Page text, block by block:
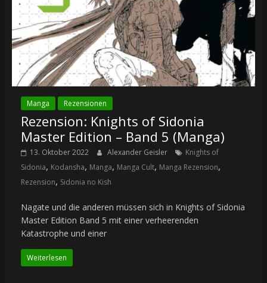
Manga Rezensionen
Rezension: Knights of Sidonia
Master Edition – Band 5 (Manga)
13. Oktober 2022 Alexander Geisler
Knights of
Sidonia, Kodansha, Manga, Manga Cult, Manga Rezension,
Rezension, Sidonia no Kish
Nagate und die anderen müssen sich in Knights of Sidonia
Master Edition Band 5 mit einer verheerenden
Katastrophe und einer
Weiterlesen